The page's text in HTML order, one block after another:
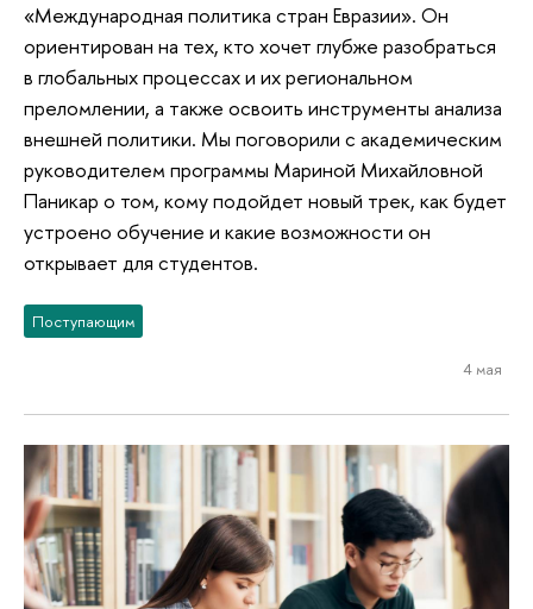
«Международная политика стран Евразии». Он
ориентирован на тех, кто хочет глубже разобраться
в глобальных процессах и их региональном
преломлении, а также освоить инструменты анализа
внешней политики. Мы поговорили с академическим
руководителем программы Мариной Михайловной
Паникар о том, кому подойдет новый трек, как будет
устроено обучение и какие возможности он
открывает для студентов.
Поступающим
4 мая